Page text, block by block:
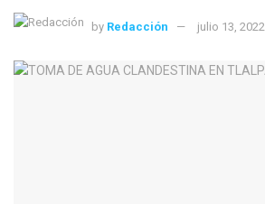
by Redacción julio 13, 2022